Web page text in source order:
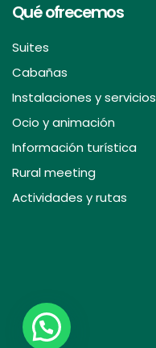
Qué ofrecemos
Suites
Cabañas
Instalaciones y servicios
Ocio y animación
Información turística
Rural meeting
Actividades y rutas